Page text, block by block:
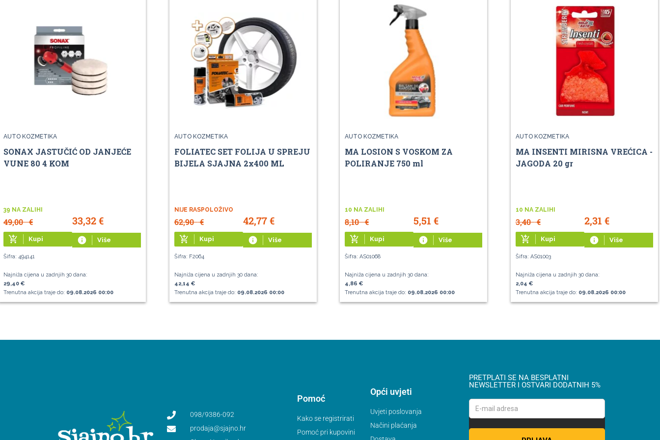
AUTO KOZMETIKA
SONAX JASTUČIĆ OD JANJEĆE
VUNE 80 4 KOM
39 NA ZALIHI
49,00€ 33,32€
add_shopping_cart Kupi info Više
Šifra: 494141
Najniža cijena u zadnjih 30 dana:
29,40 €
Trenutna akcija traje do: 09.08.2026 00:00
AUTO KOZMETIKA
FOLIATEC SET FOLIJA U SPREJU
BIJELA SJAJNA 2x400 ML
NIJE RASPOLOŽIVO
62,90€ 42,77€
add_shopping_cart Kupi info Više
Šifra: F2064
Najniža cijena u zadnjih 30 dana:
42,14 €
Trenutna akcija traje do: 09.08.2026 00:00
AUTO KOZMETIKA
MA LOSION S VOSKOM ZA
POLIRANJE 750 ml
10 NA ZALIHI
8,10€ 5,51€
add_shopping_cart Kupi info Više
Šifra: AS01068
Najniža cijena u zadnjih 30 dana:
4,86 €
Trenutna akcija traje do: 09.08.2026 00:00
AUTO KOZMETIKA
MA INSENTI MIRISNA VREĆICA -
JAGODA 20 gr
10 NA ZALIHI
3,40€ 2,31€
add_shopping_cart Kupi info Više
Šifra: AS01003
Najniža cijena u zadnjih 30 dana:
2,04 €
Trenutna akcija traje do: 09.08.2026 00:00
098/9386-092
prodaja@sjajno.hr
Pomoć
Kako se registrirati
Pomoć pri kupovini
Opći uvjeti
Uvjeti poslovanja
Načini plaćanja
PRETPLATI SE NA BESPLATNI
NEWSLETTER I OSTVARI DODATNIH 5%